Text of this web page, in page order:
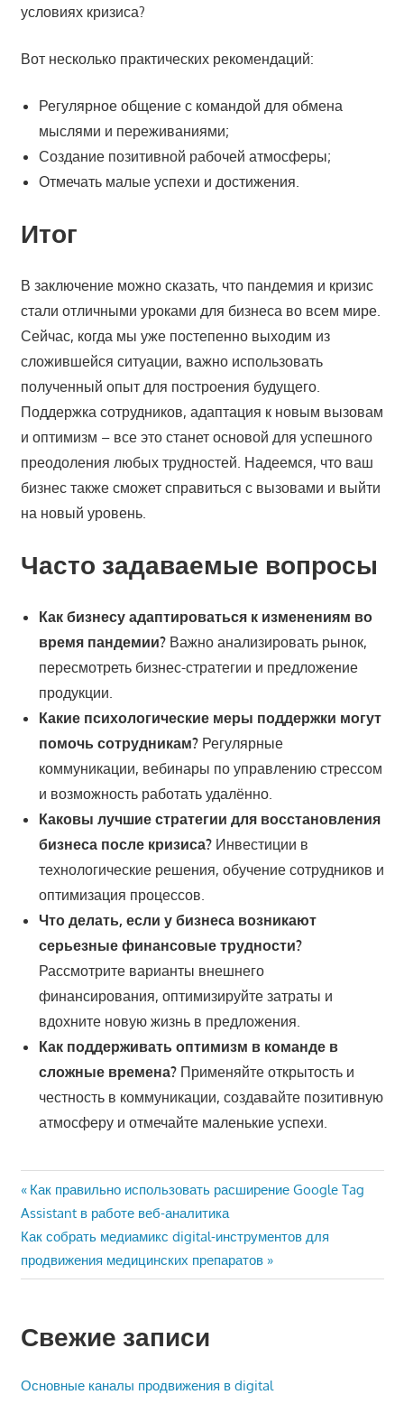
условиях кризиса?
Вот несколько практических рекомендаций:
Регулярное общение с командой для обмена
мыслями и переживаниями;
Создание позитивной рабочей атмосферы;
Отмечать малые успехи и достижения.
Итог
В заключение можно сказать, что пандемия и кризис
стали отличными уроками для бизнеса во всем мире.
Сейчас, когда мы уже постепенно выходим из
сложившейся ситуации, важно использовать
полученный опыт для построения будущего.
Поддержка сотрудников, адаптация к новым вызовам
и оптимизм – все это станет основой для успешного
преодоления любых трудностей. Надеемся, что ваш
бизнес также сможет справиться с вызовами и выйти
на новый уровень.
Часто задаваемые вопросы
Как бизнесу адаптироваться к изменениям во
время пандемии?Важно анализировать рынок,
пересмотреть бизнес-стратегии и предложение
продукции.
Какие психологические меры поддержки могут
помочь сотрудникам?Регулярные
коммуникации, вебинары по управлению стрессом
и возможность работать удалённо.
Каковы лучшие стратегии для восстановления
бизнеса после кризиса?Инвестиции в
технологические решения, обучение сотрудников и
оптимизация процессов.
Что делать, если у бизнеса возникают
серьезные финансовые трудности?
Рассмотрите варианты внешнего
финансирования, оптимизируйте затраты и
вдохните новую жизнь в предложения.
Как поддерживать оптимизм в команде в
сложные времена?Применяйте открытость и
честность в коммуникации, создавайте позитивную
атмосферу и отмечайте маленькие успехи.
Навигация
по
записям
Предыдущая
запись:
Как правильно использовать расширение Google Tag
Assistant в работе веб-аналитика
Следующая
запись:
Как собрать медиамикс digital-инструментов для
продвижения медицинских препаратов
Свежие записи
Основные каналы продвижения в digital